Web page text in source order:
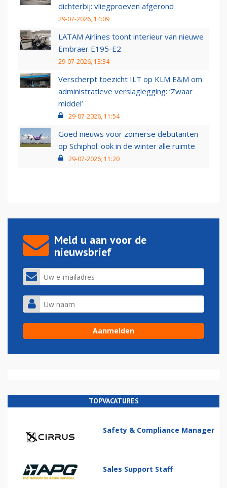
dichterbij: vliegproeven afgerond
29-07-2026, 14:09
LATAM Airlines toont interieur van nieuwe
Embraer E195-E2
29-07-2026, 13:34
Verscherpt toezicht ILT op KLM E&M om
administratieve verslaglegging: ‘Zwaar
middel’
29-07-2026, 11:54
Goed nieuws voor zomerse debutanten
op Schiphol: ook in de winter alle ruimte
29-07-2026, 11:20
Meld u aan voor de
nieuwsbrief
TOPVACATURES
Safety & Compliance Manager
Sales Support Staff